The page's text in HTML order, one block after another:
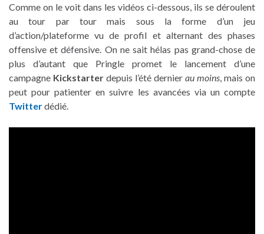
Comme on le voit dans les vidéos ci-dessous, ils se déroulent
au tour par tour mais sous la forme d’un jeu
d’action/plateforme vu de profil et alternant des phases
offensive et défensive. On ne sait hélas pas grand-chose de
plus d’autant que Pringle promet le lancement d’une
campagne Kickstarter depuis l’été dernier au moins, mais on
peut pour patienter en suivre les avancées via un compte
Twitterdédié.